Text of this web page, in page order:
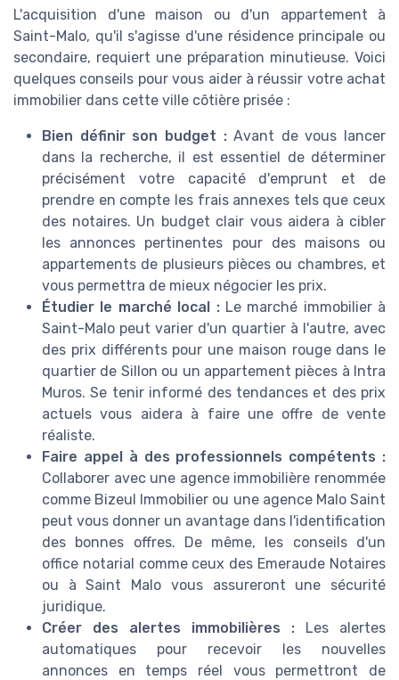
L'acquisition d'une maison ou d'un appartement à
Saint-Malo, qu'il s'agisse d'une résidence principale ou
secondaire, requiert une préparation minutieuse. Voici
quelques conseils pour vous aider à réussir votre achat
immobilier dans cette ville côtière prisée :
Bien définir son budget :Avant de vous lancer
dans la recherche, il est essentiel de déterminer
précisément votre capacité d'emprunt et de
prendre en compte les frais annexes tels que ceux
des notaires. Un budget clair vous aidera à cibler
les annonces pertinentes pour des maisons ou
appartements de plusieurs pièces ou chambres, et
vous permettra de mieux négocier les prix.
Étudier le marché local :Le marché immobilier à
Saint-Malo peut varier d'un quartier à l'autre, avec
des prix différents pour une maison rouge dans le
quartier de Sillon ou un appartement pièces à Intra
Muros. Se tenir informé des tendances et des prix
actuels vous aidera à faire une offre de vente
réaliste.
Faire appel à des professionnels compétents :
Collaborer avec une agence immobilière renommée
comme Bizeul Immobilier ou une agence Malo Saint
peut vous donner un avantage dans l'identification
des bonnes offres. De même, les conseils d'un
office notarial comme ceux des Emeraude Notaires
ou à Saint Malo vous assureront une sécurité
juridique.
Créer des alertes immobilières : Les alertes
automatiques pour recevoir les nouvelles
annonces en temps réel vous permettront de